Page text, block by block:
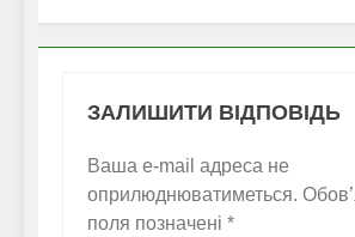
ЗАЛИШИТИ ВІДПОВІДЬ
Ваша e-mail адреса не
оприлюднюватиметься.
поля позначені *